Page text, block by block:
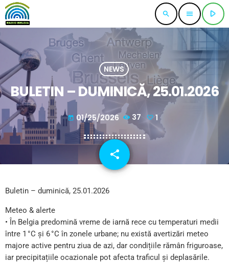
search menu play_arrow
NEWS
BULETIN – DUMINICĂ, 25.01.2026
today 01/25/2026 37 1
share
email
Buletin – duminică, 25.01.2026
Meteo & alerte
• În Belgia predomină vreme de iarnă rece cu temperaturi medii
între 1 °C și 6 °C în zonele urbane; nu există avertizări meteo
majore active pentru ziua de azi, dar condițiile rămân friguroase,
iar precipitațiile ocazionale pot afecta traficul și deplasările.